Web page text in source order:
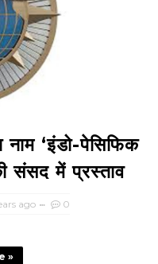
‘इंडो-पेसिफिक
संसद में प्रस्ताव
ago 0
»